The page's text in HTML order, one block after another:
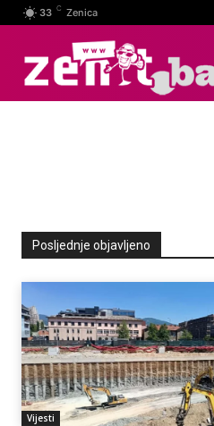
33 C Zenica
Posljednje objavljeno
Vijesti